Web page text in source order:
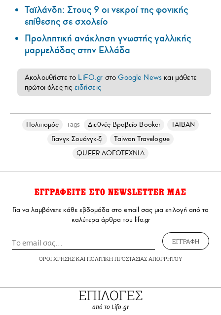
Ταϊλάνδη: Στους 9 οι νεκροί της φονικής
επίθεσης σε σχολείο
Προληπτική ανάκληση γνωστής γαλλικής
μαρμελάδας στην Ελλάδα
Ακολουθήστε το LiFO.gr στοGoogle News και μάθετε
πρώτοι όλες τις ειδήσεις
Πολιτισμός Tags Διεθνές Βραβείο Booker
ΤΑΪΒΑΝ
Γιανγκ Σουάνγκ-ζι
Taiwan Travelogue
QUEER ΛΟΓΟΤΕΧΝΙΑ
ΕΓΓΡΑΦΕΙΤΕ ΣΤΟ NEWSLETTER ΜΑΣ
Για να λαμβάνετε κάθε εβδομάδα στο email σας μια επιλογή από τα
καλύτερα άρθρα του lifo.gr
ΕΓΓΡΑΦΗ
ΟΡΟΙ ΧΡΗΣΗΣΚΑΙ ΠΟΛΙΤΙΚΗ ΠΡΟΣΤΑΣΙΑΣ ΑΠΟΡΡΗΤΟΥ
ΕΠΙΛΟΓΕΣ
από το Lifo.gr